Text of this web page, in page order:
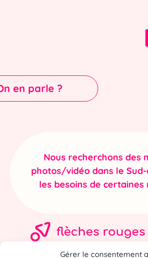
Gérer le consentement
en parle ?
Nous recherchons des
photos/vidéo dans le
les besoins de certaines